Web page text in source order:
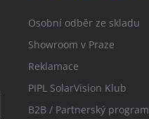
Osobní odběr ze skladu
Showroom v Praze
Reklamace
PIPL SolarVision Klub
B2B / Partnerský program